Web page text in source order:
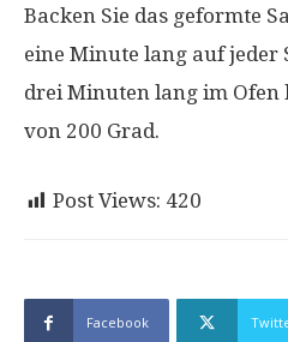
Backen Sie das geformte
eine Minute lang auf jeder
drei Minuten lang im
von 200 Grad.
Post Views: 420
Facebook